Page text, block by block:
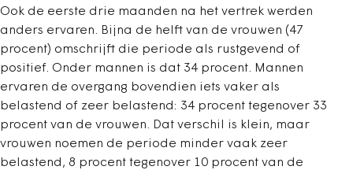
Ook de eerste drie maanden na het vertrek werden
anders ervaren. Bijna de helft van de vrouwen (47
procent) omschrijft die periode als rustgevend of
positief. Onder mannen is dat 34 procent. Mannen
ervaren de overgang bovendien iets vaker als
belastend of zeer belastend: 34 procent tegenover 33
procent van de vrouwen. Dat verschil is klein, maar
vrouwen noemen de periode minder vaak zeer
belastend, 8 procent tegenover 10 procent van de